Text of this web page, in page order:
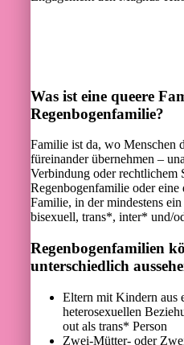
Was ist eine queere
Regenbogenfamilie?
Familie ist da, wo Menschen
füreinander übernehmen –
Verbindung oder rechtlichem
Regenbogenfamilie oder eine
Familie, in der mindestens
bisexuell, trans*, inter* und/
Regenbogenfamilien
unterschiedlich
Eltern mit Kindern aus
heterosexuellen
out als trans* Person
Zwei-Mütter- oder